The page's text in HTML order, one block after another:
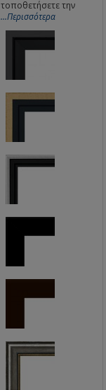
τοποθετήσετε την
...Περισσότερα